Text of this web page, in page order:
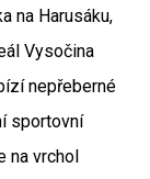
na Harusáku,
Vysočina
nepřeberné
sportovní
na vrchol